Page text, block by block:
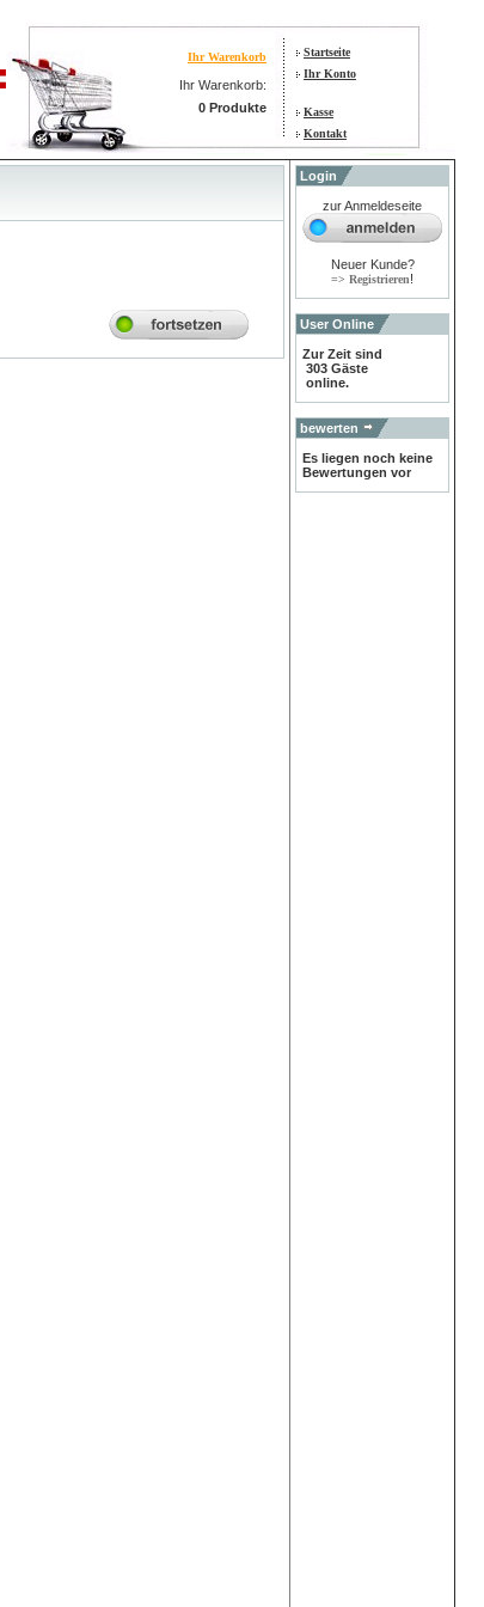
Ihr Warenkorb
Ihr Warenkorb:
0 Produkte
Startseite
Ihr Konto
Kasse
Kontakt
Login
zur Anmeldeseite
Neuer Kunde?
=> Registrieren!
User Online
Zur Zeit sind
303 Gäste
online.
bewerten
Es liegen noch keine
Bewertungen vor